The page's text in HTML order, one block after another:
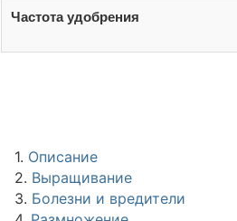
Частота удобрения
1. Описание
2. Выращивание
3. Болезни и вредители